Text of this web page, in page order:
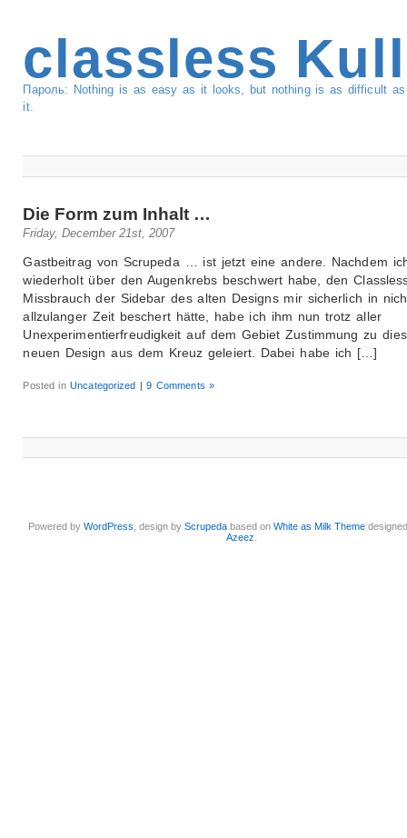
classless
Пароль: Nothing is as easy as it looks, but nothing is as difficult
it.
Die Form zum Inhalt …
Friday, December 21st, 2007
Gastbeitrag von Scrupeda … ist jetzt eine andere. Nachdem
wiederholt über den Augenkrebs beschwert habe, den
Missbrauch der Sidebar des alten Designs mir sicherlich in
allzulanger Zeit beschert hätte, habe ich ihm nun trotz aller
Unexperimentierfreudigkeit auf dem Gebiet Zustimmung zu
neuen Design aus dem Kreuz geleiert. Dabei habe ich […]
Posted inUncategorized | 9 Comments »
Powered byWordPress , design byScrupeda based onWhite as Milk Theme
Azeez